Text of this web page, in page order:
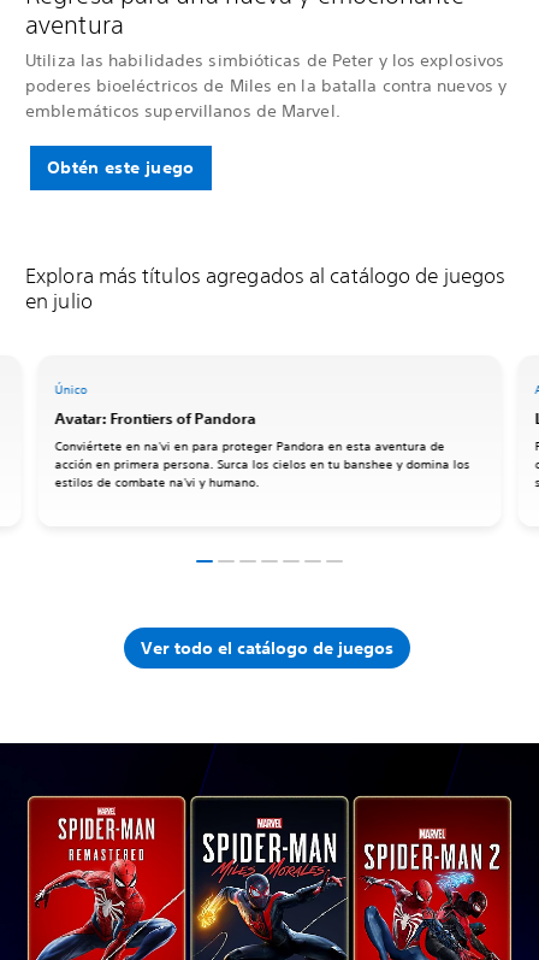
aventura
Utiliza las habilidades simbióticas de Peter y los explosivos
poderes bioeléctricos de Miles en la batalla contra nuevos y
emblemáticos supervillanos de Marvel.
Obtén este juego
Explora más títulos agregados al catálogo de juegos
en julio
Único
Avatar: Frontiers of Pandora
Conviértete en na'vi en para proteger Pandora en esta aventura de
acción en primera persona. Surca los cielos en tu banshee y domina los
estilos de combate na'vi y humano.
Ver todo el catálogo de juegos